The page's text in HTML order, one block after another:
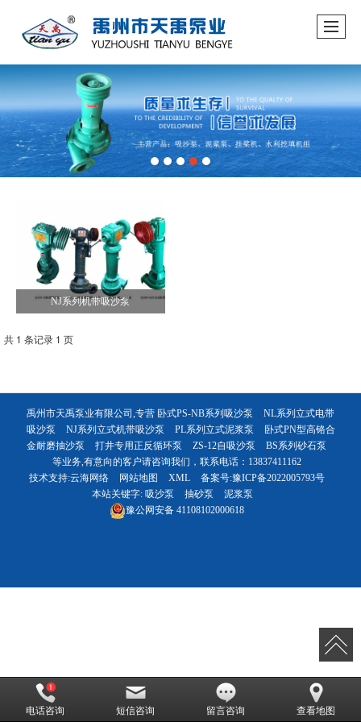
NJ系列机带吸沙泵
共 1 条记录 1 页
禹州市天禹泵业有限公司,专营 卧式PS-NB系列吸沙泵
NL系列立式电带
吸沙泵
NJ系列立式机带吸沙泵 PL系列立式泥浆泵
卧式PN型高铬合
金耐磨抽沙泵
打井专用正反循环泵 ZS-12自吸沙泵
BS系列砂石泵
等业务,有意向的客户请咨询我们，联系电话： 13837411162
技术支持:云海网络 网站地图 XML 备案号:豫ICP备2022005793号
本站关键字: 吸沙泵 抽砂泵
泥浆泵
豫公网安备41108102000618
电话咨询 短信咨询 留言咨询 查看地图